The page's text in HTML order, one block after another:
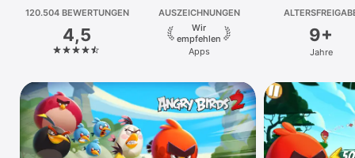
Suchen
Plattform
iPad
Mac
Vision
120.504 BEWERTUNGEN
4,5
AUSZEICHNUNGEN
Wir
empfehlen
Apps
9+
Jahre